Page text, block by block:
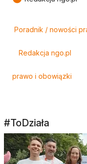
Poradnik / nowości
Redakcja ngo.pl
prawo i obowiązki
#ToDziała